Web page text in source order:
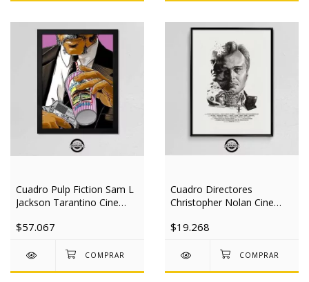
Cuadro Pulp Fiction Sam L
Jackson Tarantino Cine
$57.067
Cuadro Directores
Christopher Nolan Cine
$19.268